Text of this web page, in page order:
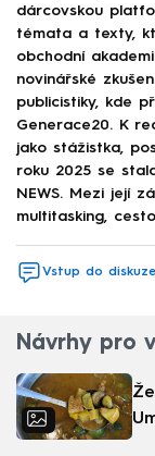
dárcovskou
témata a texty,
obchodní
novinářské
publicistiky, kde
Generace20. K
jako stážistka,
roku 2025 se
NEWS. Mezi její
multitasking,
Vstup do diskuze
Návrhy pro